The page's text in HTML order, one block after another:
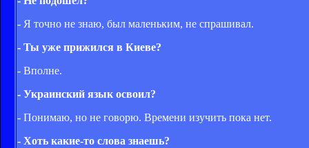
- Я точно не знаю, был маленьким, не спрашивал.
- Ты уже прижился в Киеве?
- Вполне.
- Украинский язык освоил?
- Понимаю, но не говорю. Времени изучить пока нет.
- Хоть какие-то слова знаешь?